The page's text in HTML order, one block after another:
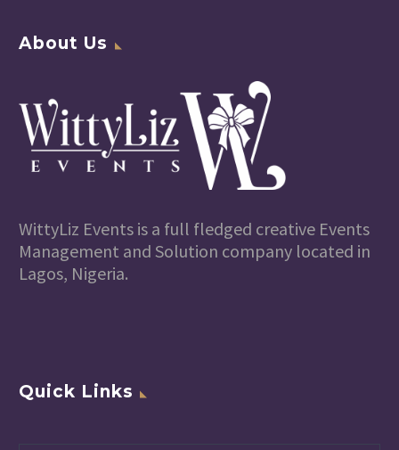
About Us
WittyLiz Events is a full fledged creative Events
Management and Solution company located in
Lagos, Nigeria.
Quick Links